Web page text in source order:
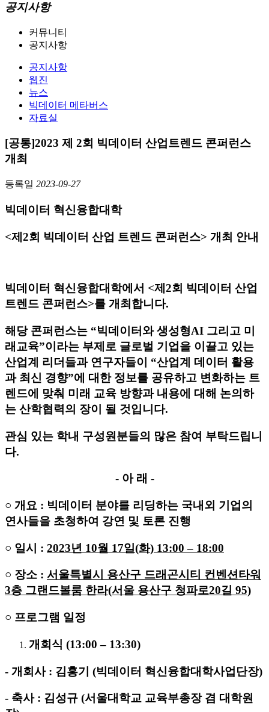
공지사항
커뮤니티
공지사항
공지사항
웹진
뉴스
빅데이터 메타버스
자료실
[공통]2023 제 2회 빅데이터 산업트렌드 콘퍼런스
개최
등록일 2023-09-27
빅데이터 혁신융합대학
<제 2회 빅데이터 산업 트렌드 콘퍼런스> 개최 안내
빅데이터 혁신융합대학에서 <제2회 빅데이터 산업
트렌드 콘퍼런스>를 개최합니다.
해당 콘퍼런스는 “빅데이터와 생성형AI 그리고 미
래교육”이라는 부제로 글로벌 기업을 이끌고 있는
산업계 리더들과 연구자들이 “산업계 데이터 활용
과 최신 경향”에 대한 정보를 공유하고 변화하는 트
렌드에 맞춰 미래 교육 방향과 내용에 대해 논의하
는 산학협력의 장이 될 것입니다.
관심 있는 학내 구성원분들의 많은 참여 부탁드립니
다.
- 아 래 -
○ 개요 : 빅데이터 분야를 리딩하는 국내외 기업의
연사들을 초청하여 강연 및 토론 진행
○ 일시 : 2023년 10월 17일(화) 13:00– 18:00
○ 장소 : 서울특별시 용산구 드래곤시티 컨벤션타워
3층 그랜드볼룸 한라(서울 용산구 청파로20길 95)
○ 프로그램 일정
개회식 (13:00 – 13:30)
- 개회사 : 김홍기 (빅데이터 혁신융합대학사업단장)
- 축사 : 김성규 (서울대학교 교육부총장 겸 대학원